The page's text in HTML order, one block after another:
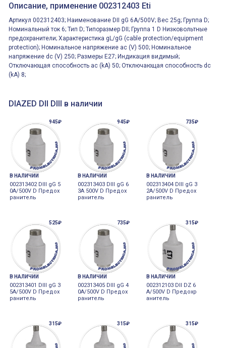
15Ампер 250В
XVR13M05L
Маячок
вращающийся
оранжевый
230VAC 130мм
ВКН8108
ВКН8108
Концевой
выключатель /
выключатель
путевой,
алюминиевый
800202300000С | 80 02 0 230 0000 С
функций/режимов
Описание, применение 002312403 Eti
Артикул 002312403; Наименование DII gG 6A/500V; Вес 25g; Группа D;
Номинальный ток 6; Тип D; Типоразмер DII; Группа 1 D Низковольтные
предохранители; Характеристика gL/gG (cable protection/equipment
protection); Номинальное напряжение ac (V) 500; Номинальное
напряжение dc (V) 250; Размеры E27; Индикация видимый;
Отключающая способность ac (kA) 50; Отключающая способность dc
(kA) 8;
DIAZED DII DIII в наличии
945₽
В НАЛИЧИИ
002313402 DIII gG 5
0A/500V D Предох
ранитель
945₽
В НАЛИЧИИ
002313403 DIII gG 6
3A 500V D Предох
ранитель
735₽
В НАЛИЧИИ
002313404 DIII gG 3
2A/500V D Предох
ранитель
525₽
В НАЛИЧИИ
002313401 DIII gG 3
5A/500V D Предох
ранитель
735₽
В НАЛИЧИИ
002313405 DIII gG 4
0A/500V D Предох
ранитель
315₽
В НАЛИЧИИ
002312103 DII DZ 6
A/500V D Предохр
анитель
315₽ 315₽ 315₽